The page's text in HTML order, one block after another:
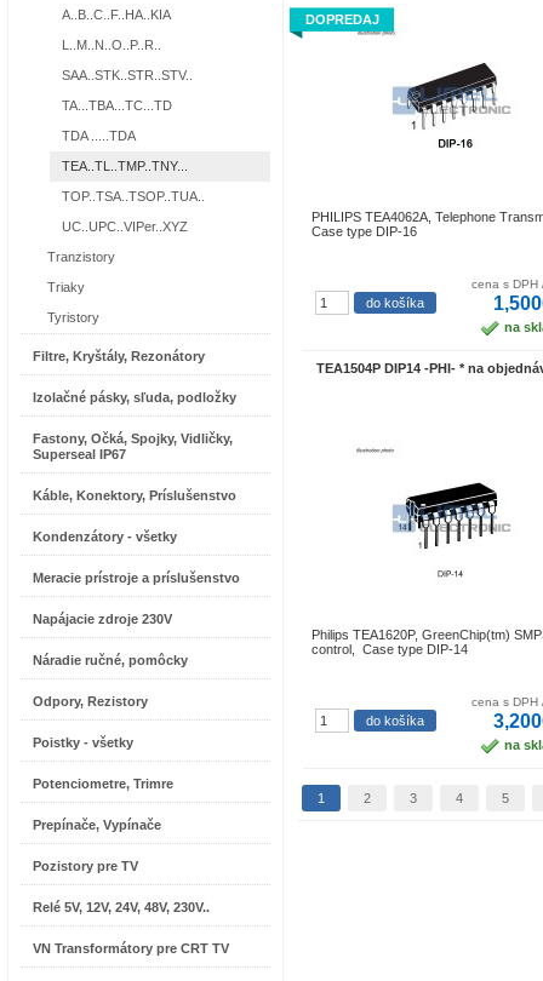
A..B..C..F..HA..KIA
L..M..N..O..P..R..
SAA..STK..STR..STV..
TA...TBA...TC...TD
TDA .....TDA
TEA..TL..TMP..TNY...
TOP..TSA..TSOP..TUA..
UC..UPC..VIPer..XYZ
Tranzistory
Triaky
Tyristory
Filtre, Kryštály, Rezonátory
Izolačné pásky, sľuda, podložky
Fastony, Očká, Spojky, Vidličky,
Superseal IP67
Káble, Konektory, Príslušenstvo
Kondenzátory - všetky
Meracie prístroje a príslušenstvo
Napájacie zdroje 230V
Náradie ručné, pomôcky
Odpory, Rezistory
Poistky - všetky
Potenciometre, Trimre
Prepínače, Vypínače
Pozistory pre TV
Relé 5V, 12V, 24V, 48V, 230V..
VN Transformátory pre CRT TV
DOPREDAJ
PHILIPS TEA4062A, Telephone
Case type DIP-16
cena s DPH
na
TEA1504P DIP14 -PHI- * na
Philips TEA1620P, GreenChip(tm)
control, Case type DIP-14
cena s DPH
na
1 2 3 4 5